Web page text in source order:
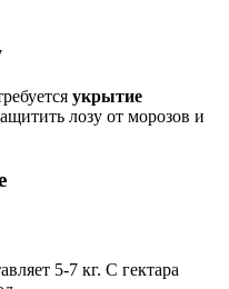
укрытие
лозу от морозов и
5-7 кг. С гектара